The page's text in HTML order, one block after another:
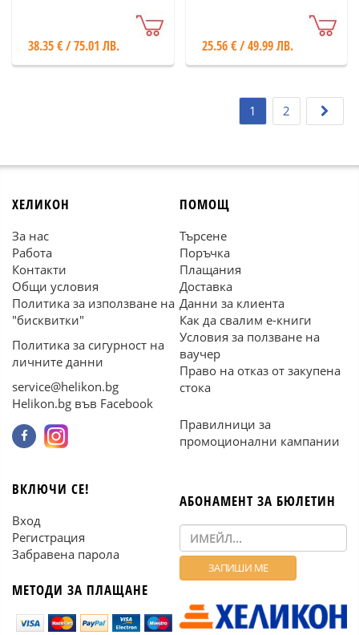
38.35 € / 75.01 ЛВ. 25.56 € / 49.99 ЛВ.
1 2
ХЕЛИКОН
За нас
Работа
Контакти
Общи условия
Политика за използване на
"бисквитки"
Политика за сигурност на
личните данни
service@helikon.bg
Helikon.bg във Facebook
ПОМОЩ
Търсене
Поръчка
Плащания
Доставка
Данни за клиента
Как да свалим е-книги
Условия за ползване на
ваучер
Право на отказ от закупена
стока
Правилници за
промоционални кампании
ВКЛЮЧИ СЕ!
Вход
Регистрация
Забравена парола
МЕТОДИ ЗА ПЛАЩАНЕ
АБОНАМЕНТ ЗА БЮЛЕТИН